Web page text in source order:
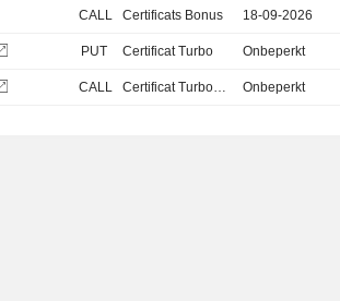
CALL Certificats Bonus 18-09-2026
PUT Certificat Turbo Onbeperkt
CALL Certificat Turbo Stop Loss Onbeperkt